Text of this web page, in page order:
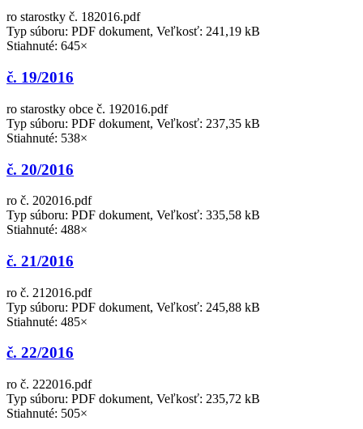
ro starostky č. 182016.pdf
Typ súboru: PDF dokument, Veľkosť: 241,19 kB
Stiahnuté: 645×
č. 19/2016
ro starostky obce č. 192016.pdf
Typ súboru: PDF dokument, Veľkosť: 237,35 kB
Stiahnuté: 538×
č. 20/2016
ro č. 202016.pdf
Typ súboru: PDF dokument, Veľkosť: 335,58 kB
Stiahnuté: 488×
č. 21/2016
ro č. 212016.pdf
Typ súboru: PDF dokument, Veľkosť: 245,88 kB
Stiahnuté: 485×
č. 22/2016
ro č. 222016.pdf
Typ súboru: PDF dokument, Veľkosť: 235,72 kB
Stiahnuté: 505×